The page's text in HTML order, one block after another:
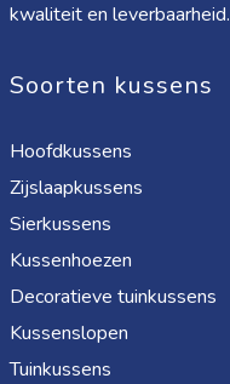
kwaliteit en leverbaarheid.
Soorten kussens
Hoofdkussens
Zijslaapkussens
Sierkussens
Kussenhoezen
Decoratieve tuinkussens
Kussenslopen
Tuinkussens